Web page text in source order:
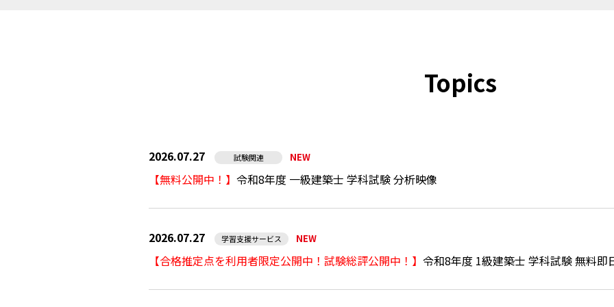
Topics
2026.07.27 試験関連 NEW
【無料公開中！】 令和8年度 一級建築士 学科試験 分析映像
2026.07.27 学習支援サービス NEW
【合格推定点を利用者限定公開中！試験総評公開中！】 令和8年度 1級建築士 学科試験 無料即